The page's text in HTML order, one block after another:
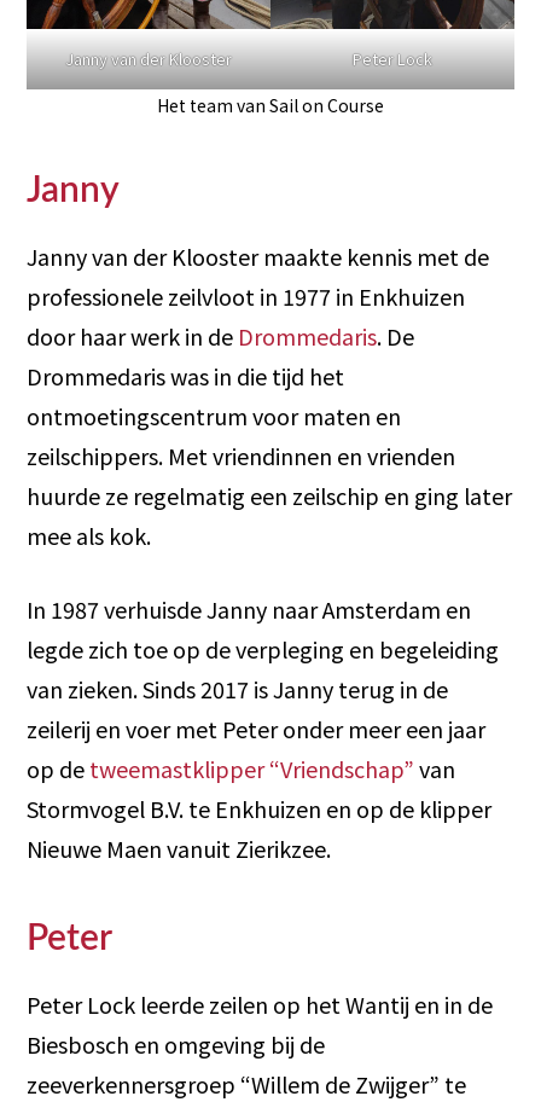
Janny van der Klooster Peter Lock
Het team van Sail on Course
Janny
Janny van der Klooster maakte kennis met de
professionele zeilvloot in 1977 in Enkhuizen
door haar werk in de Drommedaris. De
Drommedaris was in die tijd het
ontmoetingscentrum voor maten en
zeilschippers. Met vriendinnen en vrienden
huurde ze regelmatig een zeilschip en ging later
mee als kok.
In 1987 verhuisde Janny naar Amsterdam en
legde zich toe op de verpleging en begeleiding
van zieken. Sinds 2017 is Janny terug in de
zeilerij en voer met Peter onder meer een jaar
op detweemastklipper “Vriendschap”van
Stormvogel B.V. te Enkhuizen en op de klipper
Nieuwe Maen vanuit Zierikzee.
Peter
Peter Lock leerde zeilen op het Wantij en in de
Biesbosch en omgeving bij de
zeeverkennersgroep “Willem de Zwijger” te